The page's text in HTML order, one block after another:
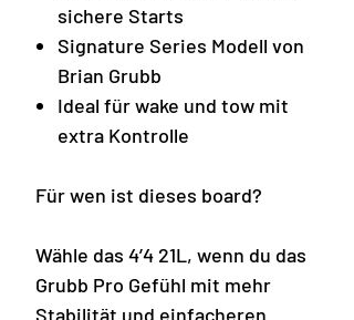
sichere Starts
Signature Series Modell von
Brian Grubb
Ideal für wake und tow mit
extra Kontrolle
Für wen ist dieses board?
Wähle das 4’4 21L, wenn du das
Grubb Pro Gefühl mit mehr
Stabilität und einfacheren